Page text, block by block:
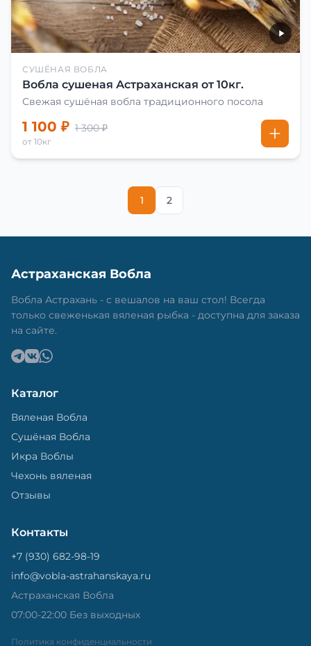
СУШЁНАЯ ВОБЛА
Вобла сушеная Астраханская от 10кг.
Свежая сушёная вобла традиционного посола
1 100 ₽ 1 300 ₽
от 10кг
1 2
Астраханская Вобла
Вобла Астрахань - с вешалов на ваш стол! Всегда
только свеженькая вяленая рыбка - доступна для заказа
на сайте.
Каталог
Вяленая Вобла
Сушёная Вобла
Икра Воблы
Чехонь вяленая
Отзывы
Контакты
+7 (930) 682-98-19
info@vobla-astrahanskaya.ru
Астраханская Вобла
07:00-22:00 Без выходных
Политика конфиденциальности